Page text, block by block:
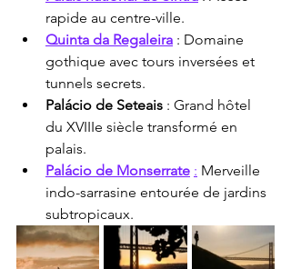
rapide au centre-ville.
Quinta da Regaleira : Domaine
gothique avec tours inversées et
tunnels secrets.
Palácio de Seteais : Grand hôtel
du XVIIIe siècle transformé en
palais.
Palácio de Monserrate : Merveille
indo-sarrasine entourée de jardins
subtropicaux.